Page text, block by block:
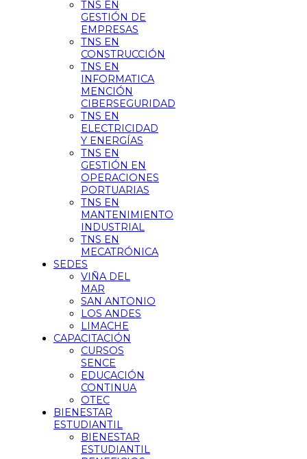
TNS EN
GESTIÓN DE
EMPRESAS
TNS EN
CONSTRUCCIÓN
TNS EN
INFORMATICA
MENCIÓN
CIBERSEGURIDAD
TNS EN
ELECTRICIDAD
Y ENERGÍAS
TNS EN
GESTIÓN EN
OPERACIONES
PORTUARIAS
TNS EN
MANTENIMIENTO
INDUSTRIAL
TNS EN
MECATRÓNICA
SEDES
VIÑA DEL
MAR
SAN ANTONIO
LOS ANDES
LIMACHE
CAPACITACIÓN
CURSOS
SENCE
EDUCACIÓN
CONTINUA
OTEC
BIENESTAR
ESTUDIANTIL
BIENESTAR
ESTUDIANTIL